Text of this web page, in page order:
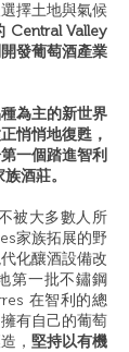
擇土地與氣候
Central Valley
發葡萄酒產業
為主的新世界
悄悄地復甦，
一個踏進智利
酒莊。
被大多數人所
家族拓展的野
化釀酒設備改
第一批不鏽鋼
在智利的總
有自己的葡萄
， 堅持以有機